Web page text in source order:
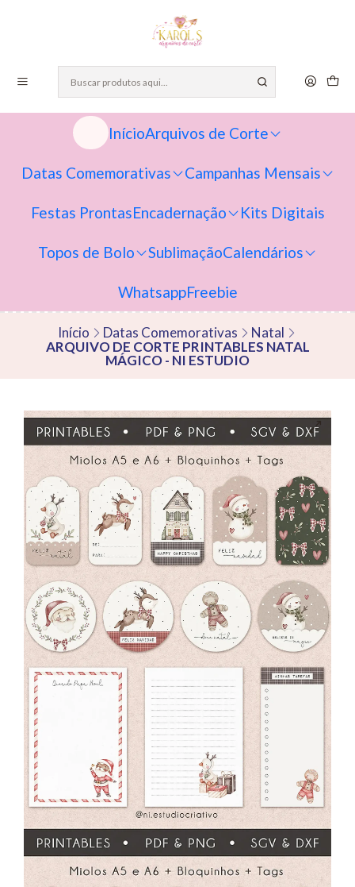
InícioArquivos de Corte
Datas Comemorativas Campanhas Mensais
Festas ProntasEncadernação Kits Digitais
Topos de Bolo SublimaçãoCalendários
WhatsappFreebie
Início Datas Comemorativas
Natal
ARQUIVO DE CORTE PRINTABLES NATAL
MÁGICO - NI ESTUDIO